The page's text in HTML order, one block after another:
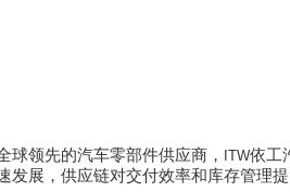
球领先的汽车零部件供应商， ITW依工
发展，供应链对交付效率和库存管理